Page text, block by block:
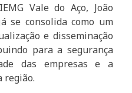
Vale do Aço, João
se consolida como um
e disseminação
para a segurança
das empresas e a
região.